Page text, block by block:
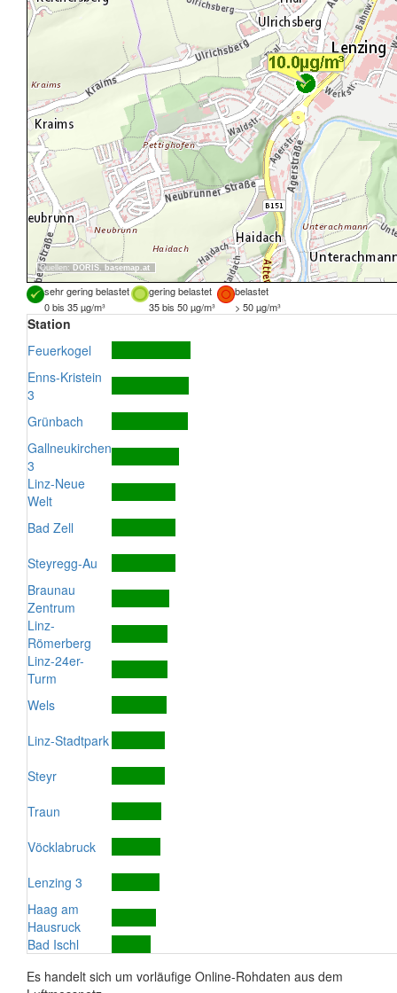
Quellen: DORIS, basemap.at
sehr gering belastet gering belastet
belastet
0 bis 35 µg/m³
35 bis 50 µg/m³ > 50 µg/m³
Station
Feuerkogel
Enns-Kristein
3
Grünbach
Gallneukirchen
3
Linz-Neue
Welt
Bad Zell
Steyregg-Au
Braunau
Zentrum
Linz-
Römerberg
Linz-24er-
Turm
Wels
Linz-Stadtpark
Steyr
Traun
Vöcklabruck
Lenzing 3
Haag am
Hausruck
Bad Ischl
Es handelt sich um vorläufige Online-Rohdaten aus dem